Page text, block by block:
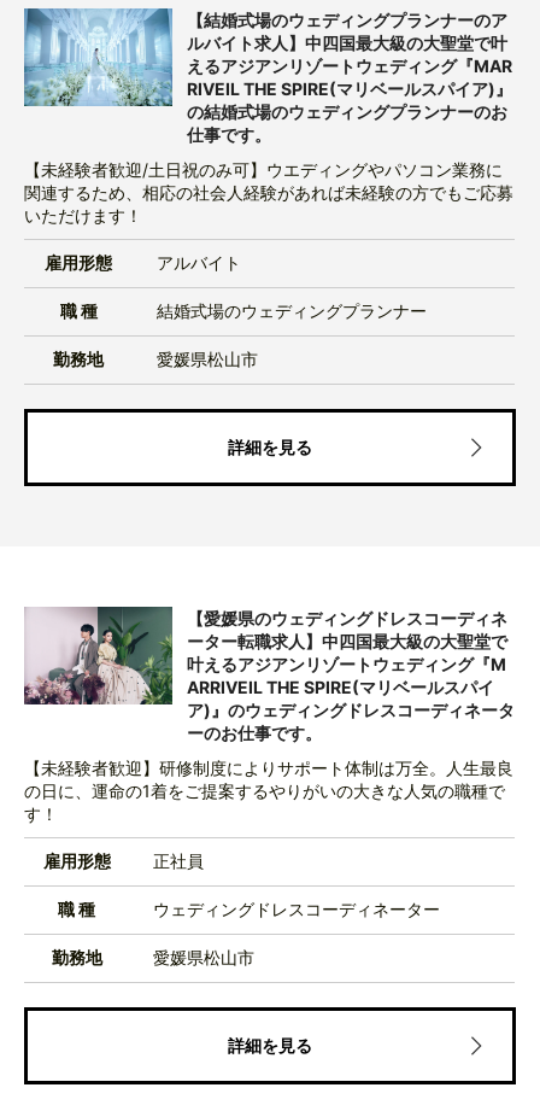
【結婚式場のウェディングプランナーのア
ルバイト求人】中四国最大級の大聖堂で叶
えるアジアンリゾートウェディング『MAR
RIVEIL THE SPIRE(マリベールスパイア)』
の結婚式場のウェディングプランナーのお
仕事です。
【未経験者歓迎/土日祝のみ可】ウエディングやパソコン業務に
関連するため、相応の社会人経験があれば未経験の方でもご応募
いただけます！
雇用形態 アルバイト
職 種 結婚式場のウェディングプランナー
勤務地 愛媛県松山市
詳細を見る
【愛媛県のウェディングドレスコーディネ
ーター転職求人】中四国最大級の大聖堂で
叶えるアジアンリゾートウェディング『M
ARRIVEIL THE SPIRE(マリベールスパイ
ア)』のウェディングドレスコーディネータ
ーのお仕事です。
【未経験者歓迎】研修制度によりサポート体制は万全。人生最良
の日に、運命の1着をご提案するやりがいの大きな人気の職種で
す！
雇用形態 正社員
職 種 ウェディングドレスコーディネーター
勤務地 愛媛県松山市
詳細を見る